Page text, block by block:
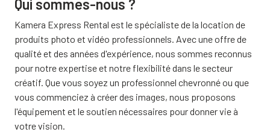
Qui sommes-nous ?
Kamera Express Rental est le spécialiste de la location de
produits photo et vidéo professionnels. Avec une offre de
qualité et des années d'expérience, nous sommes reconnus
pour notre expertise et notre flexibilité dans le secteur
créatif. Que vous soyez un professionnel chevronné ou que
vous commenciez à créer des images, nous proposons
l'équipement et le soutien nécessaires pour donner vie à
votre vision.